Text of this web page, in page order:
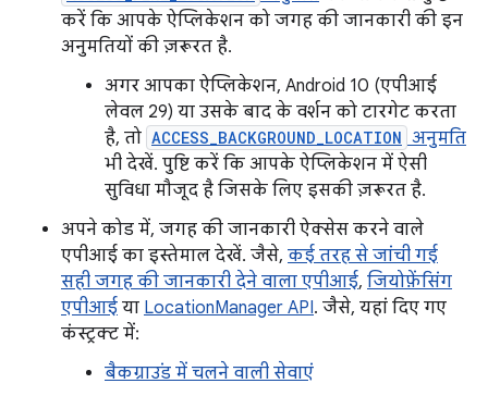
करें कि आपके ऐप्लिकेशन को जगह की जानकारी की इन
अनुमतियों की ज़रूरत है.
अगर आपका ऐप्लिकेशन, Android 10 (एपीआई
लेवल 29) या उसके बाद के वर्शन को टारगेट करता
है, तो ACCESS_BACKGROUND_LOCATION अनुमति
भी देखें. पुष्टि करें कि आपके ऐप्लिकेशन में ऐसी
सुविधा मौजूद है जिसके लिए इसकी ज़रूरत है.
अपने कोड में, जगह की जानकारी ऐक्सेस करने वाले
एपीआई का इस्तेमाल देखें. जैसे, कई तरह से जांची गई
सही जगह की जानकारी देने वाला एपीआई, जियोफ़ेंसिंग
एपीआई या LocationManager API. जैसे, यहां दिए गए
कंस्ट्रक्ट में:
बैकग्राउंड में चलने वाली सेवाएं